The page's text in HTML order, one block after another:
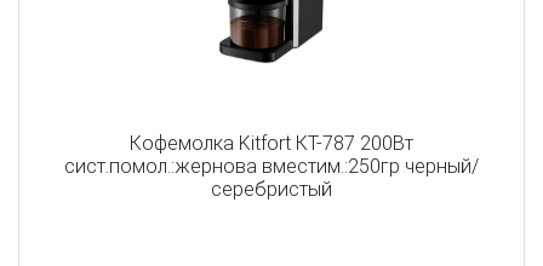
Кофемолка Kitfort КТ-787 200Вт
сист.помол.:жернова вместим.:250гр черный/
серебристый